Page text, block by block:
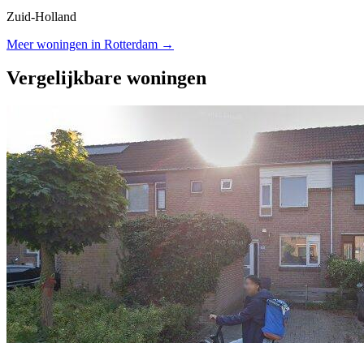
Zuid-Holland
Meer woningen in Rotterdam →
Vergelijkbare woningen